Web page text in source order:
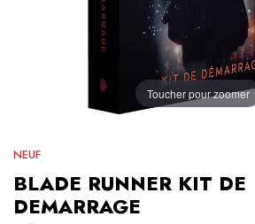
Toucher pour zoomer
NEUF
BLADE RUNNER KIT DE
DEMARRAGE